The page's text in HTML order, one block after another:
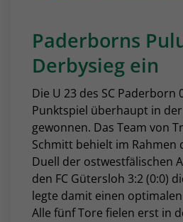
Paderborns
Derbysieg ein
Die U 23 des SC Paderborn
Punktspiel überhaupt in
gewonnen. Das Team von
Schmitt behielt im Rahmen
Duell der ostwestfälischen
den FC Gütersloh 3:2 (0:0)
legte damit einen
Alle fünf Tore fielen erst in